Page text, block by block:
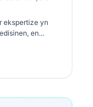
ekspertize yn
en
fan de Dútske
hy